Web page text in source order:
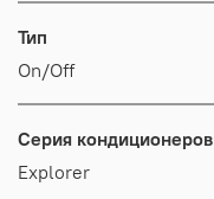
Тип
On/Off
Серия кондиционеров
Explorer